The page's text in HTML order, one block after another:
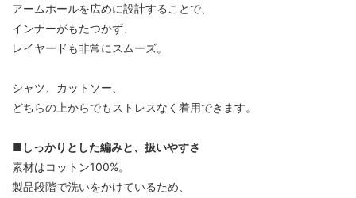
アームホールを広めに設計することで、
インナーがもたつかず、
レイヤードも非常にスムーズ。
シャツ、カットソー、
どちらの上からでもストレスなく着用できます。
■しっかりとした編みと、扱いやすさ
素材はコットン100%。
製品段階で洗いをかけているため、